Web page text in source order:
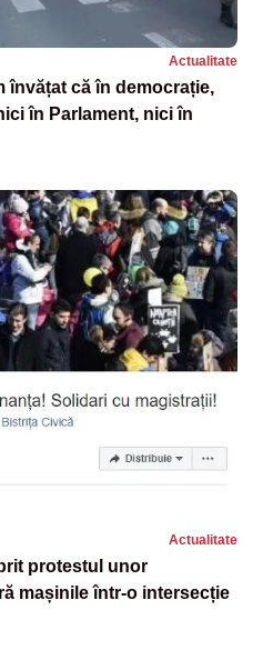
Actualitate
învățat că în democrație,
în Parlament, nici în
Actualitate
protestul unor
mașinile într-o intersecție